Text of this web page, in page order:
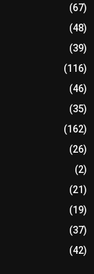
(67)
(48)
(39)
(116)
(46)
(35)
(162)
(26)
(2)
(21)
(19)
(37)
(42)